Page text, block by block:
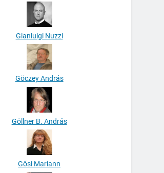
Gianluigi Nuzzi
Göczey András
Göllner B. András
Gősi Mariann